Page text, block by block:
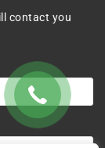
contact you